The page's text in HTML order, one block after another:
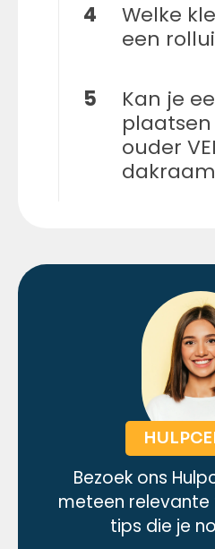
4
Welke
een
5
Kan je
ouder
Bezoek ons
meteen
tips die je